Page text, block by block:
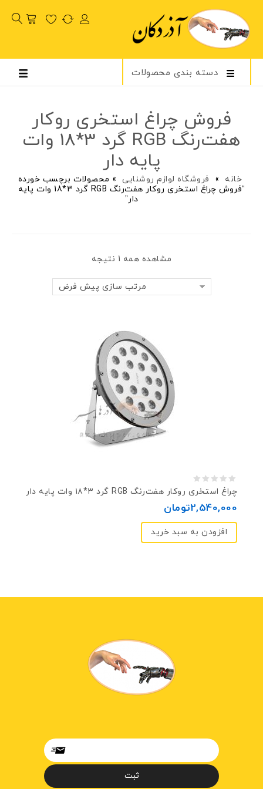
دسته بندی محصولات
فروش چراغ استخری روکار
هفت‌رنگ RGB گرد 3*18 وات
پایه دار
خانه » فروشگاه لوازم روشنایی » محصولات برچسب خورده
“فروش چراغ استخری روکار هفت‌رنگ RGB گرد 3*18 وات پایه
دار”
مشاهده همه 1 نتیجه
مرتب سازی پیش فرض
0
چراغ استخری روکار هفت‌رنگ RGB گرد ۳*۱۸ وات پایه دار
2,540,000تومان
افزودن به سبد خرید